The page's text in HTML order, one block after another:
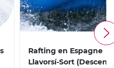
Rafting en Espagne
Llavorsí-Sort